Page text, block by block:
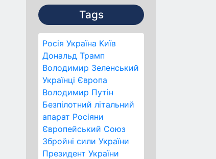
Tags
Росія Україна Київ
Дональд Трамп
Володимир Зеленський
Українці Європа
Володимир Путін
Безпілотний літальний
апарат Росіяни
Європейський Союз
Збройні сили України
Президент України